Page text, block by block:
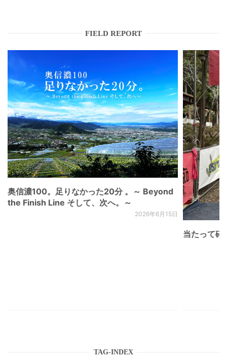
FIELD REPORT
奥信濃100。足りなかった20分 。～ Beyond
the Finish Line そして、次へ。～
2026年6月15日
当たって砕
TAG-INDEX